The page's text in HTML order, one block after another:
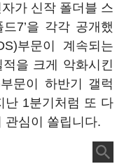
가 신작 폴더블 스
드7’을 각각 공개했
부문이 계속되는
을 크게 악화시킨
문이 하반기 갤럭
난 1분기처럼 또 다
관심이 쏠립니다.